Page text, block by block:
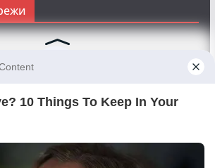
за да сте во тек со најновите